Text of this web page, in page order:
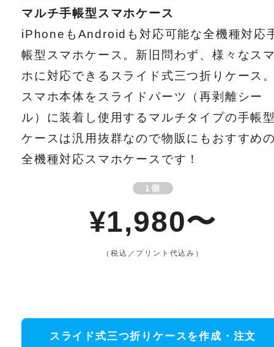
マルチ手帳型スマホケース
iPhoneもAndroidも対応可能な全機種対応
帳型スマホケース。新旧問わず、様々なス
ホに対応できるスライド式三つ折りケース
スマホ本体をスライドパーツ（再剥離シー
ル）に装着し使用するマルチタイプの手帳
ケースは汎用抜群なので物販にもおすすめ
全機種対応スマホケースです！
1個
¥1,980〜
（税込／プリント代込み）
スライド式三つ折りケースを作成・注文